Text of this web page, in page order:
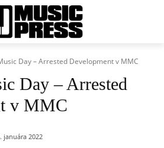
Day – Arrested Development v MMC
Day – Arrested
v MMC
januára 2022